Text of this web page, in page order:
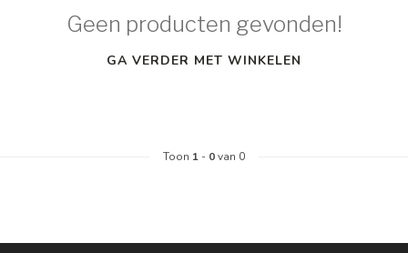
Geen producten gevonden!
GA VERDER MET WINKELEN
Toon 1 - 0van 0